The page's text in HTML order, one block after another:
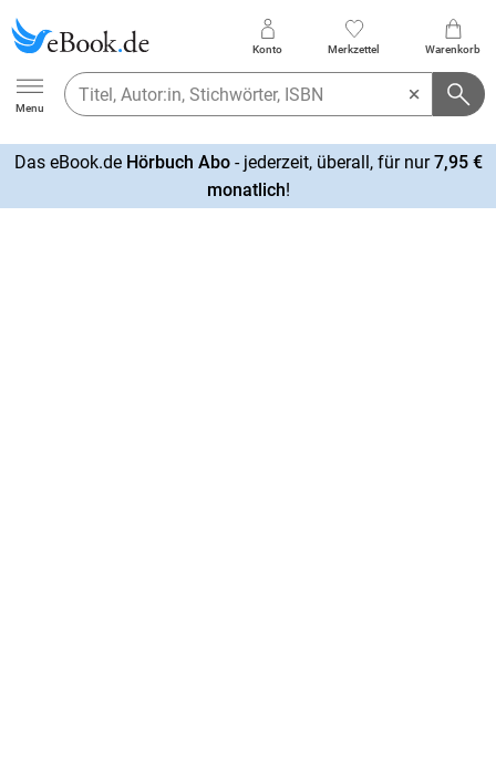
Ebook.de
Menu
Konto Merkzettel Warenkorb
Das eBook.de Hörbuch Abo- jederzeit, überall, für nur7,95 €
monatlich!